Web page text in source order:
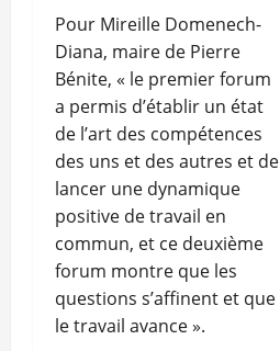
Pour Mireille Domenech-
Diana, maire de Pierre
Bénite, « le premier forum
a permis d’établir un état
de l’art des compétences
des uns et des autres et de
lancer une dynamique
positive de travail en
commun, et ce deuxième
forum montre que les
questions s’affinent et que
le travail avance ».